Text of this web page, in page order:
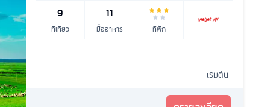
9
ที่เที่ยว
11
มื้ออาหาร ที่พัก
เริ่มต้น